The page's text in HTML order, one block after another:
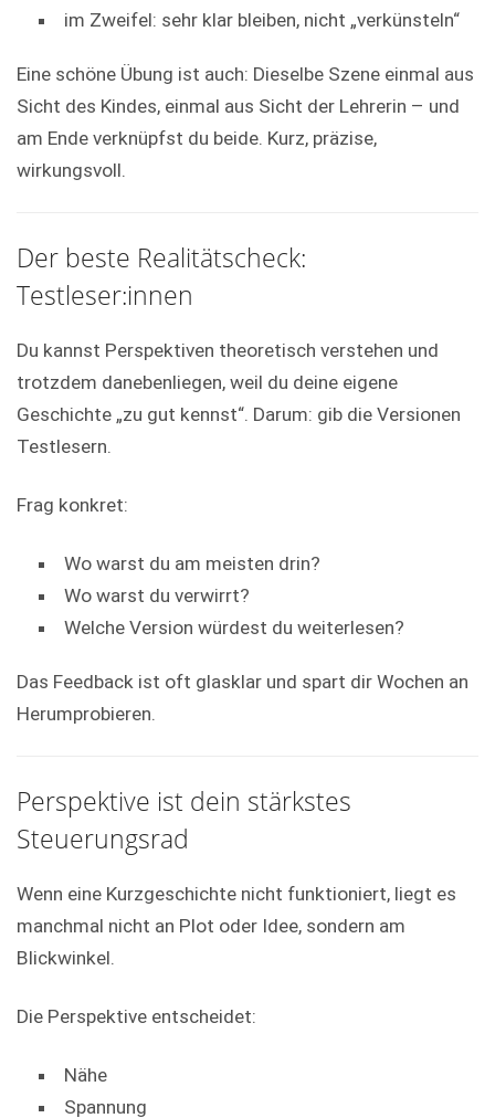
im Zweifel: sehr klar bleiben, nicht „verkünsteln“
Eine schöne Übung ist auch: Dieselbe Szene einmal aus
Sicht des Kindes, einmal aus Sicht der Lehrerin – und
am Ende verknüpfst du beide. Kurz, präzise,
wirkungsvoll.
Der beste Realitätscheck:
Testleser:innen
Du kannst Perspektiven theoretisch verstehen und
trotzdem danebenliegen, weil du deine eigene
Geschichte „zu gut kennst“. Darum: gib die Versionen
Testlesern.
Frag konkret:
Wo warst du am meisten drin?
Wo warst du verwirrt?
Welche Version würdest du weiterlesen?
Das Feedback ist oft glasklar und spart dir Wochen an
Herumprobieren.
Perspektive ist dein stärkstes
Steuerungsrad
Wenn eine Kurzgeschichte nicht funktioniert, liegt es
manchmal nicht an Plot oder Idee, sondern am
Blickwinkel.
Die Perspektive entscheidet:
Nähe
Spannung